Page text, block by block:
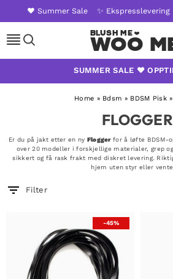
❤️ Summer Sale ✨ Ekspresslevering
WOO
SUMMER SALE ❤️
Home » Bdsm » BDSM Pisk»
FLOGGER
Er du på jakt etter en ny Floggerfor å løfte BDSM-
over 20 modeller i forskjellige materialer, grep
sikkert og få rask frakt med diskret levering.
hjem uten styr eller
Filter
-45%